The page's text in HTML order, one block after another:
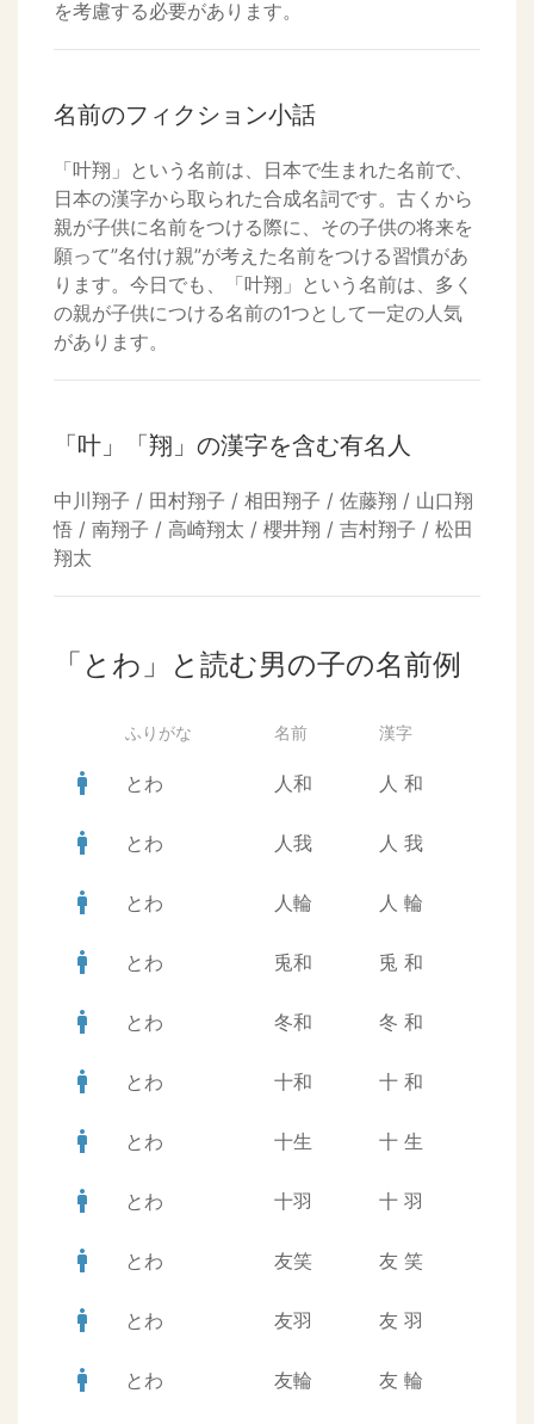
を考慮する必要があります。
名前のフィクション小話
「叶翔」という名前は、日本で生まれた名前で、
日本の漢字から取られた合成名詞です。古くから
親が子供に名前をつける際に、その子供の将来を
願って”名付け親”が考えた名前をつける習慣があ
ります。今日でも、「叶翔」という名前は、多く
の親が子供につける名前の1つとして一定の人気
があります。
「叶」「翔」の漢字を含む有名人
中川翔子 / 田村翔子 / 相田翔子 / 佐藤翔 / 山口翔
悟 / 南翔子 / 高崎翔太 / 櫻井翔 / 吉村翔子 / 松田
翔太
「とわ」と読む男の子の名前例
ふりがな 名前 漢字
man とわ 人和 人 和
man とわ 人我 人 我
man とわ 人輪 人 輪
man とわ 兎和 兎 和
man とわ 冬和 冬 和
man とわ 十和 十 和
man とわ 十生 十 生
man とわ 十羽 十 羽
man とわ 友笑 友 笑
man とわ 友羽 友 羽
man とわ 友輪 友 輪